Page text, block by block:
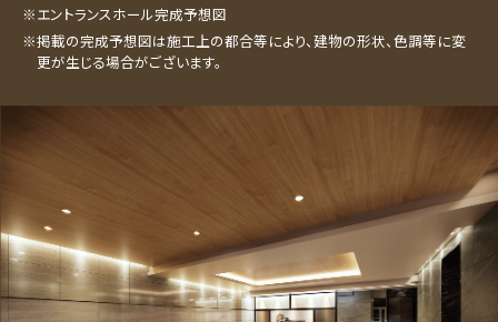
※エントランスホール完成予想図
※掲載の完成予想図は施工上の都合等により、建物の形状、色調等に変
更が生じる場合がございます。